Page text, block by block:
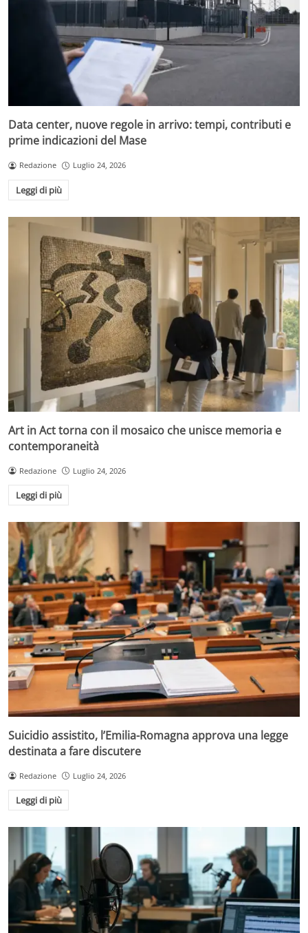
Data center, nuove regole in arrivo: tempi, contributi e
prime indicazioni del Mase
Redazione Luglio 24, 2026
Leggi di più
Art in Act torna con il mosaico che unisce memoria e
contemporaneità
Redazione Luglio 24, 2026
Leggi di più
Suicidio assistito, l’Emilia-Romagna approva una legge
destinata a fare discutere
Redazione Luglio 24, 2026
Leggi di più